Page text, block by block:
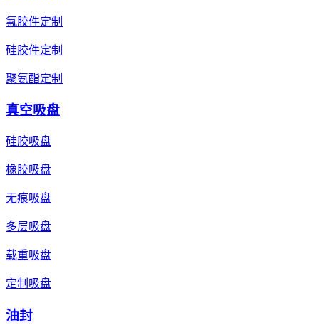
氟胶件定制
硅胶件定制
聚氨酯定制
真空吸盘
硅胶吸盘
橡胶吸盘
无痕吸盘
多层吸盘
载重吸盘
定制吸盘
油封